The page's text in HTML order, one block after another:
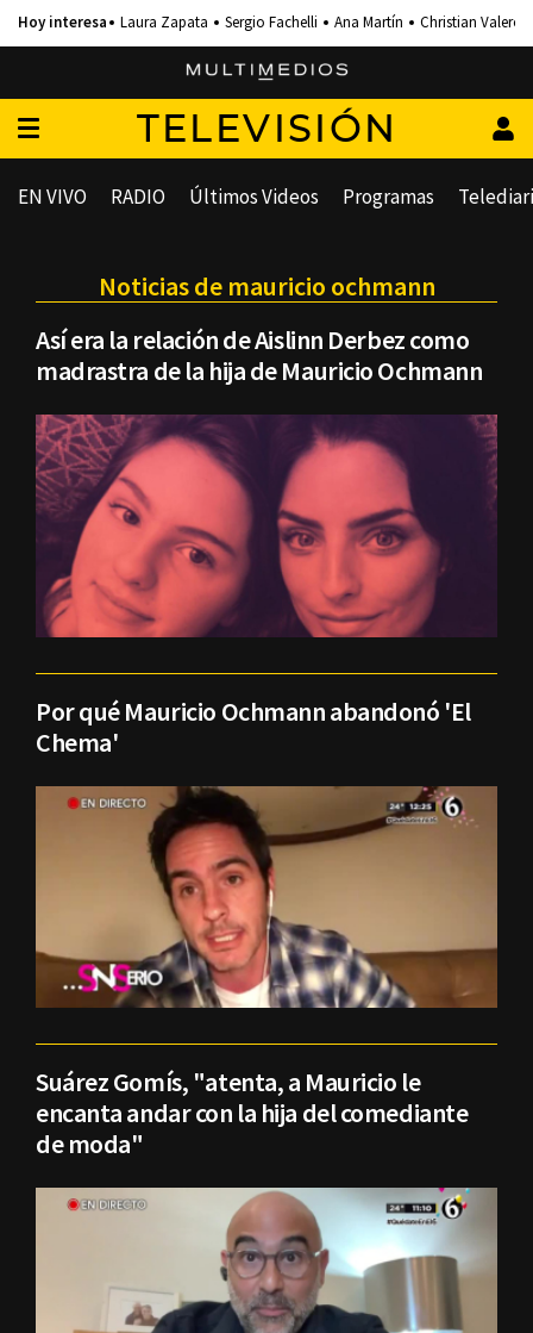
Laura Zapata Sergio Fachelli Ana Martín Christian Valero
TELEVISIÓN
EN VIVO RADIO Últimos Videos Programas
Noticias de mauricio ochmann
Así era la relación de Aislinn Derbez como
madrastra de la hija de Mauricio Ochmann
Por qué Mauricio Ochmann abandonó 'El
Chema'
Suárez Gomís, "atenta, a Mauricio le
encanta andar con la hija del comediante
de moda"